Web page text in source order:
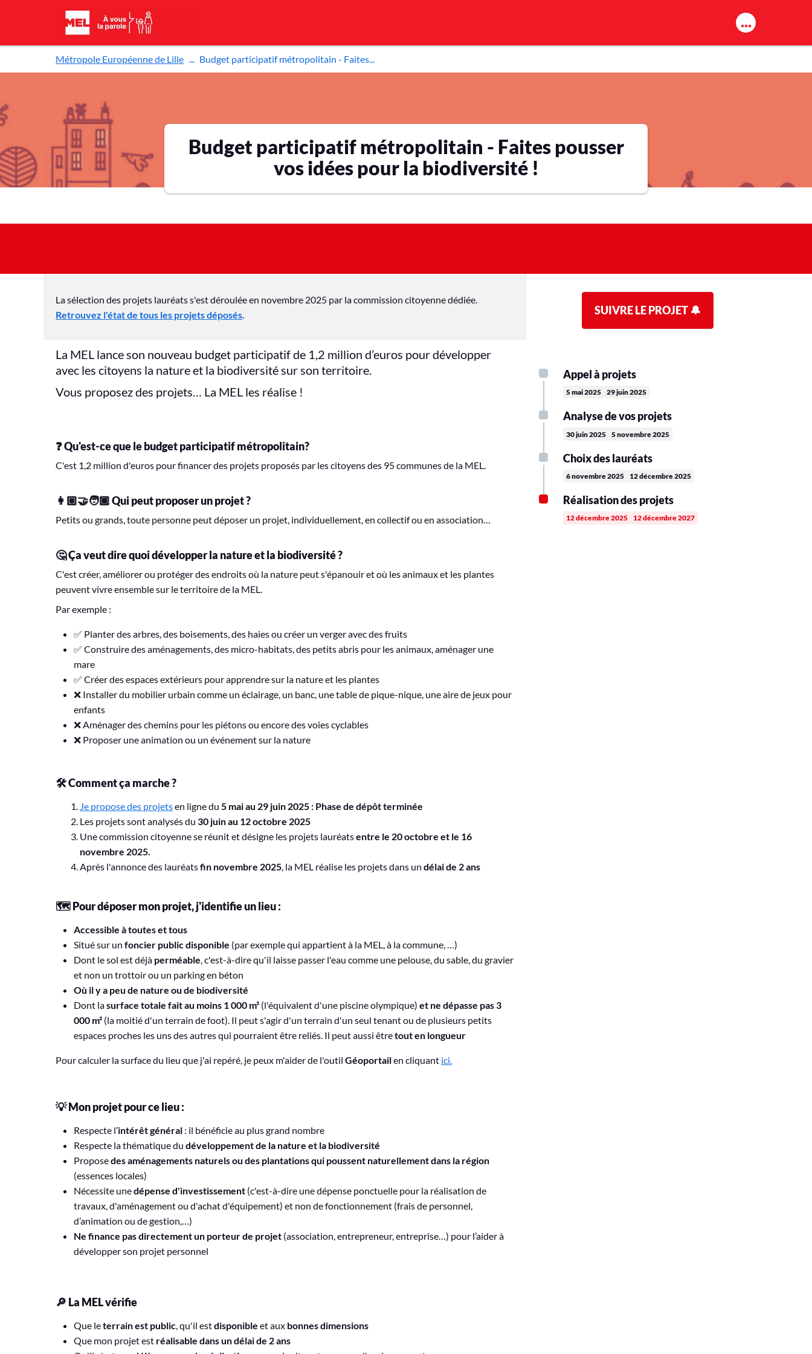
Aller au contenu principal
Métropole Européenne de Lille Budget participatif métropolitain - Faites...
Budget participatif métropolitain - Faites pousser
vos idées pour la biodiversité !
SUIVRE LE PROJET 🔔
Appel à projets
5 mai 2025 29 juin 2025
Analyse de vos projets
30 juin 2025 5 novembre 2025
Choix des lauréats
6 novembre 2025 12 décembre 2025
Réalisation des projets
12 décembre 2025 12 décembre 2027
La sélection des projets lauréats s'est déroulée en novembre 2025 par la commission citoyenne dédiée.
Retrouvez l'état de tous les projets déposés.
La MEL lance son nouveau budget participatif de 1,2 million d’euros pour développer
avec les citoyens la nature et la biodiversité sur son territoire.
Vous proposez des projets… La MEL les réalise !
❓ Qu'est-ce que le budget participatif métropolitain?
C'est 1,2 million d'euros pour financer des projets proposés par les citoyens des 95 communes de la MEL.
👩🏼‍🤝‍🧑🏿 Qui peut proposer un projet ?
Petits ou grands, toute personne peut déposer un projet, individuellement, en collectif ou en association…
🤔 Ça veut dire quoi développer la nature et la biodiversité ?
C'est créer, améliorer ou protéger des endroits où la nature peut s'épanouir et où les animaux et les plantes
peuvent vivre ensemble sur le territoire de la MEL.
Par exemple :
✅ Planter des arbres, des boisements, des haies ou créer un verger avec des fruits
✅ Construire des aménagements, des micro-habitats, des petits abris pour les animaux, aménager une
mare
✅ Créer des espaces extérieurs pour apprendre sur la nature et les plantes
❌ Installer du mobilier urbain comme un éclairage, un banc, une table de pique-nique, une aire de jeux pour
enfants
❌ Aménager des chemins pour les piétons ou encore des voies cyclables
❌ Proposer une animation ou un événement sur la nature
🛠 Comment ça marche ?
Je propose des projetsen ligne du 5 mai au 29 juin 2025 : Phase de dépôt terminée
Les projets sont analysés du 30 juin au 12 octobre 2025
Une commission citoyenne se réunitet désigne les projets lauréatsentre le 20 octobre et le 16
novembre 2025.
Après l'annonce des lauréatsfin novembre 2025, la MEL réalise les projets dans un délai de 2 ans
🗺️ Pour déposer mon projet, j'identifie un lieu :
Accessible à toutes et tous
Situé sur un foncier public disponible (par exemple qui appartient à la MEL, à la commune, …)
Dont le sol est déjà perméable, c'est-à-dire qu'il laisse passer l'eau comme une pelouse, du sable, du gravier
et non un trottoir ou un parking en béton
Où il y a peu de nature ou de biodiversité
Dont lasurface totale fait au moins 1 000 m² (l'équivalent d'une piscine olympique) et ne dépasse pas 3
000 m² (la moitié d'un terrain de foot). Il peut s'agir d'un terrain d'un seul tenant ou de plusieurs petits
espaces proches les uns des autres qui pourraient être reliés. Il peut aussi êtretout en longueur
Pour calculer la surface du lieu que j'ai repéré, je peux m'aider de l'outil Géoportailen cliquant ici.
💡 Mon projet pour ce lieu :
Respecte l’intérêt général : il bénéficie au plus grand nombre
Respecte la thématique du développement de la nature et la biodiversité
Proposedes aménagements naturels ou des plantations qui poussent naturellement dans la région
(essences locales)
Nécessite unedépense d'investissement (c'est-à-dire une dépense ponctuelle pour la réalisation de
travaux, d'aménagement ou d'achat d'équipement) et non de fonctionnement (frais de personnel,
d’animation ou de gestion,…)
Ne finance pas directement un porteur de projet (association, entrepreneur, entreprise…) pour l’aider à
développer son projet personnel
🔎 La MEL vérifie
Que leterrain est public, qu'il estdisponible et aux bonnes dimensions
Que mon projet est réalisable dans un délai de 2 ans